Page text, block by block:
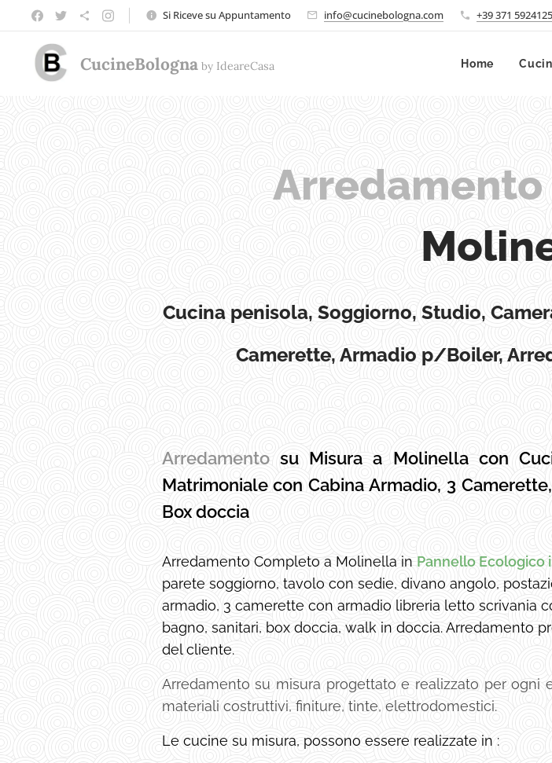
Si Riceve su Appuntamento info@cucinebologna.com +39 371 5924125
CucineBologna by IdeareCasa Home
Arredamento
Cucina penisola, Soggiorno, Studio,
Camerette, Armadio p/Boiler,
Arredamento su Misura a Molinella con
Matrimoniale con Cabina Armadio, 3
Box doccia
Arredamento Completo a Molinella in Pannello Ecologico
parete soggiorno, tavolo con sedie, divano angolo,
armadio, 3 camerette con armadio libreria letto scrivania
bagno, sanitari, box doccia, walk in doccia. Arredamento
del cliente.
Arredamento su misura progettato e realizzato per
materiali costruttivi, finiture, tinte, elettrodomestici.
Le cucine su misura, possono essere realizzate in :